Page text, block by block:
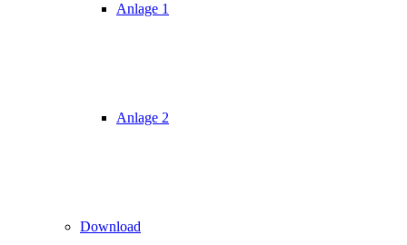
Anlage 1
Anlage 2
Download